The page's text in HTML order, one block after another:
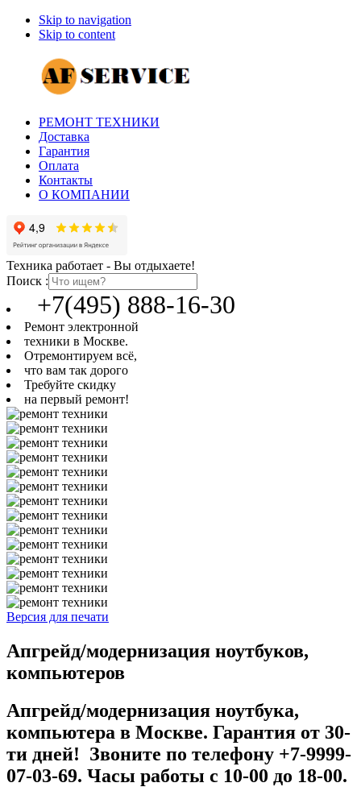
Skip to navigation
Skip to content
РЕМОНТ ТЕХНИКИ
Доставка
Гарантия
Оплата
Контакты
О КОМПАНИИ
Техника работает - Вы отдыхаете!
Поиск :
+7(495) 888-16-30
Ремонт электронной
техники в Москве.
Отремонтируем всё,
что вам так дорого
Требуйте скидку
на первый ремонт!
Версия для печати
Апгрейд/модернизация ноутбуков,
компьютеров
Апгрейд/модернизация ноутбука,
компьютера в Москве. Гарантия от 30-
ти дней! Звоните по телефону +7-9999-
07-03-69. Часы работы с 10-00 до 18-00.